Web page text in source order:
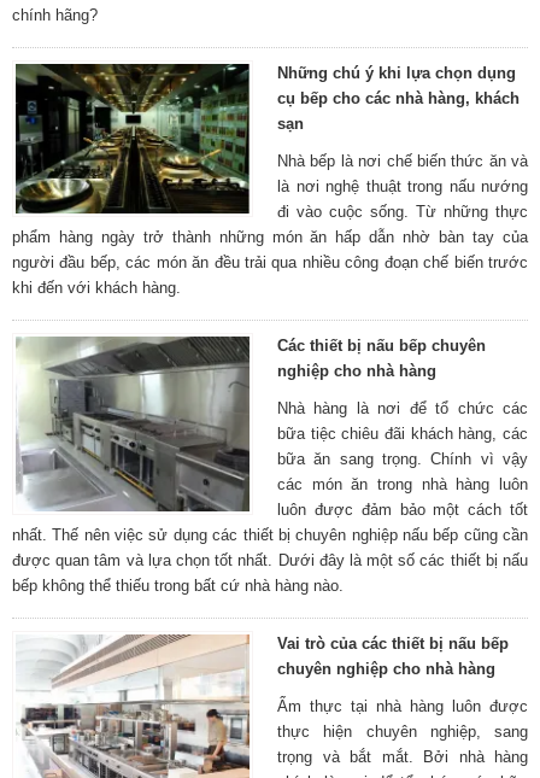
chính hãng?
Những chú ý khi lựa chọn dụng
cụ bếp cho các nhà hàng, khách
sạn
Nhà bếp là nơi chế biến thức ăn và
là nơi nghệ thuật trong nấu nướng
đi vào cuộc sống. Từ những thực
phẩm hàng ngày trở thành những món ăn hấp dẫn nhờ bàn tay của
người đầu bếp, các món ăn đều trải qua nhiều công đoạn chế biến trước
khi đến với khách hàng.
Các thiết bị nấu bếp chuyên
nghiệp cho nhà hàng
Nhà hàng là nơi để tổ chức các
bữa tiệc chiêu đãi khách hàng, các
bữa ăn sang trọng. Chính vì vậy
các món ăn trong nhà hàng luôn
luôn được đảm bảo một cách tốt
nhất. Thế nên việc sử dụng các thiết bị chuyên nghiệp nấu bếp cũng cần
được quan tâm và lựa chọn tốt nhất. Dưới đây là một số các thiết bị nấu
bếp không thể thiếu trong bất cứ nhà hàng nào.
Vai trò của các thiết bị nấu bếp
chuyên nghiệp cho nhà hàng
Ẩm thực tại nhà hàng luôn được
thực hiện chuyên nghiệp, sang
trọng và bắt mắt. Bởi nhà hàng